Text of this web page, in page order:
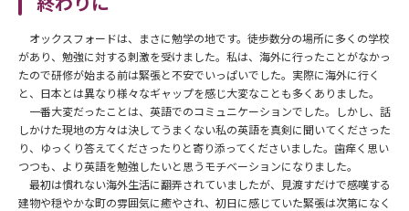
オックスフォードは、まさに勉学の地です。徒歩数分の場所に多くの学校
があり、勉強に対する刺激を受けました。私は、海外に行ったことがなかっ
たので研修が始まる前は緊張と不安でいっぱいでした。実際に海外に行く
と、日本とは異なり様々なギャップを感じ大変なことも多くありました。
一番大変だったことは、英語でのコミュニケーションでした。しかし、話
しかけた現地の方々は決してうまくない私の英語を真剣に聞いてくださった
り、ゆっくり答えてくださったりと寄り添ってくださいました。歯痒く思い
つつも、より英語を勉強したいと思うモチベーションになりました。
最初は慣れない海外生活に翻弄されていましたが、見渡すだけで感嘆する
建物や穏やかな町の雰囲気に癒やされ、初日に感じていた緊張は次第になく